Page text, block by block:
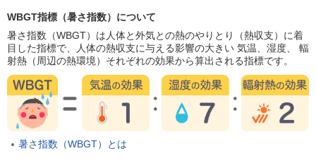
WBGT指標（暑さ指数）について
暑さ指数（WBGT）は人体と外気との熱のやりとり（熱収支）に着
目した指標で、人体の熱収支に与える影響の大きい 気温、湿度、 輻
射熱（周辺の熱環境）それぞれの効果から算出される指標です。
暑さ指数（WBGT）とは